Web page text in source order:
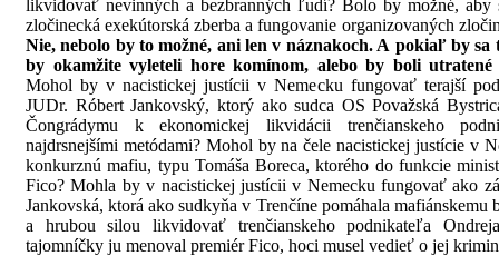
likvidovať nevinných a bezbranných ľudí? Bolo by možné, aby
zločinecká exekútorská zberba a fungovanie organizovaných
Nie, nebolo by to možné, ani len v náznakoch. A pokiaľ by sa
by okamžite vyleteli hore komínom, alebo by boli utratené
Mohol by v nacistickej justícii v Nemecku fungovať terajší
JUDr. Róbert Jankovský, ktorý ako sudca OS Považská
Čongrádymu k ekonomickej likvidácii trenčianskeho
najdrsnejšími metódami? Mohol by na čele nacistickej justície v
konkurznú mafiu, typu Tomáša Boreca, ktorého do funkcie
Fico? Mohla by v nacistickej justícii v Nemecku fungovať ako
Jankovská, ktorá ako sudkyňa v Trenčíne pomáhala
a hrubou silou likvidovať trenčianskeho podnikateľa
tajomníčky ju menoval premiér Fico, hoci musel vedieť o jej